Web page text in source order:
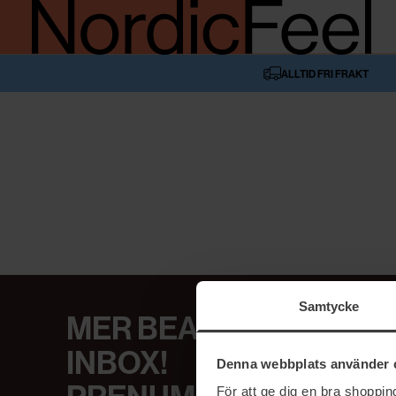
Samtycke
Denna webbplats använder
För att ge dig en bra
ALLTID FRI FRAKT
MER BEAUTY I DIN
INBOX!